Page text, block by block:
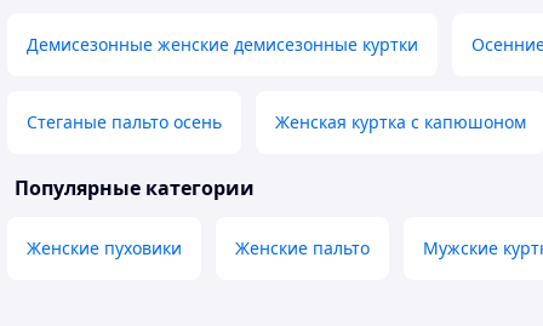
Демисезонные женские демисезонные куртки
Стеганые пальто осень Женская куртка с капюшоном
Популярные категории
Женские пуховики Женские пальто Мужские